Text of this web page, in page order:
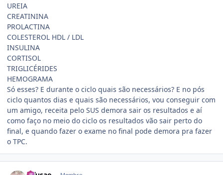
UREIA
CREATININA
PROLACTINA
COLESTEROL HDL / LDL
INSULINA
CORTISOL
TRIGLICÉRIDES
HEMOGRAMA
Só esses? E durante o ciclo quais são necessários? E no pós
ciclo quantos dias e quais são necessários, vou conseguir com
um amigo, receita pelo SUS demora sair os resultados e aí
como faço no meio do ciclo os resultados vão sair perto do
final, e quando fazer o exame no final pode demora pra fazer
o TPC.